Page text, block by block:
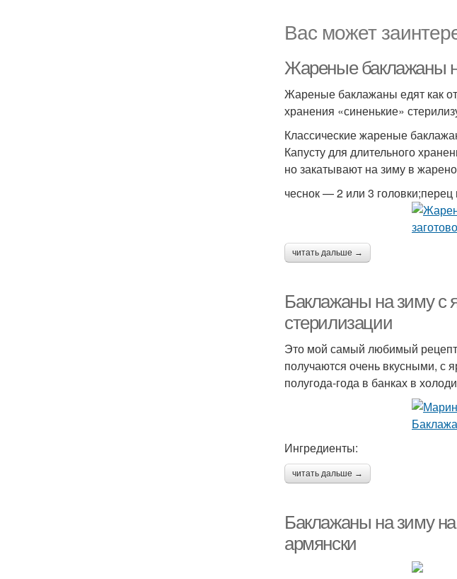
Вас может
Жареные баклажаны
Жареные баклажаны едят как
хранения «синенькие»
Классические жареные
Капусту для длительного
но закатывают на зиму в
чеснок — 2 или 3
читать дальше →
Баклажаны на зиму с
стерилизации
Это мой самый любимый рецепт
получаются очень вкусными, с
полугода-года в банках в
Ингредиенты:
читать дальше →
Баклажаны на зиму
армянски